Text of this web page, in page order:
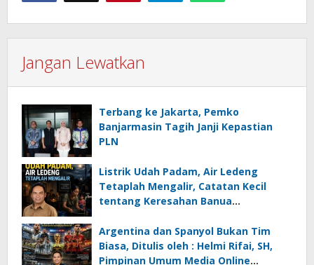
Jangan Lewatkan
Terbang ke Jakarta, Pemko
Banjarmasin Tagih Janji Kepastian
PLN
Listrik Udah Padam, Air Ledeng
Tetaplah Mengalir, Catatan Kecil
tentang Keresahan Banua
Ancaman Lingkungan, Oleh : Helmi
Rifai, SH
Argentina dan Spanyol Bukan Tim
Biasa, Ditulis oleh : Helmi Rifai, SH,
Pimpinan Umum Media Online